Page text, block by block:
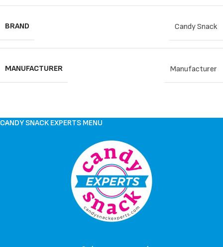
BRAND Candy Snack
MANUFACTURER Manufacturer
CANDY SNACK EXPERTS MENU